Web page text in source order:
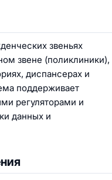
звеньях
звене (поликлиники),
диспансерах и
поддерживает
регуляторами и
данных и